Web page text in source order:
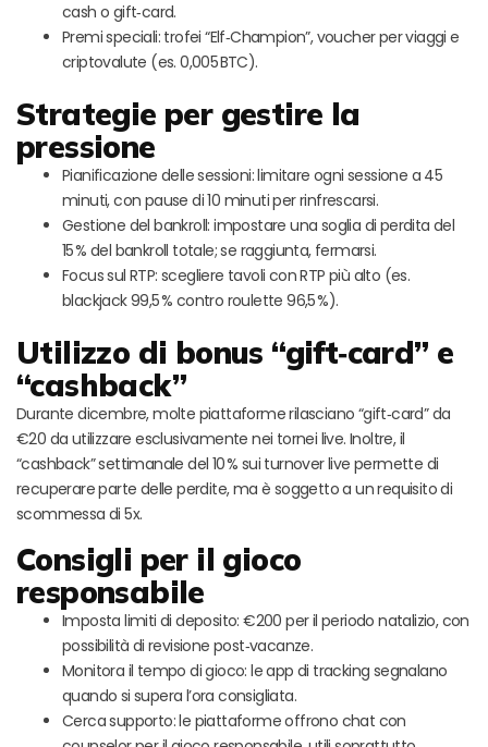
cash o gift‑card.
Premi speciali: trofei “Elf‑Champion”, voucher per viaggi e
criptovalute (es. 0,005 BTC).
Strategie per gestire la
pressione
Pianificazione delle sessioni: limitare ogni sessione a 45
minuti, con pause di 10 minuti per rinfrescarsi.
Gestione del bankroll: impostare una soglia di perdita del
15 % del bankroll totale; se raggiunta, fermarsi.
Focus sul RTP: scegliere tavoli con RTP più alto (es.
blackjack 99,5 % contro roulette 96,5 %).
Utilizzo di bonus “gift‑card” e
“cashback”
Durante dicembre, molte piattaforme rilasciano “gift‑card” da
€20 da utilizzare esclusivamente nei tornei live. Inoltre, il
“cashback” settimanale del 10 % sui turnover live permette di
recuperare parte delle perdite, ma è soggetto a un requisito di
scommessa di 5x.
Consigli per il gioco
responsabile
Imposta limiti di deposito: €200 per il periodo natalizio, con
possibilità di revisione post‑vacanze.
Monitora il tempo di gioco: le app di tracking segnalano
quando si supera l’ora consigliata.
Cerca supporto: le piattaforme offrono chat con